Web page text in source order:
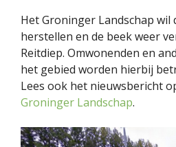
Het Groninger Landschap wil
herstellen en de beek weer
Reitdiep. Omwonenden en
het gebied worden hierbij
Lees ook het nieuwsbericht
Groninger Landschap.